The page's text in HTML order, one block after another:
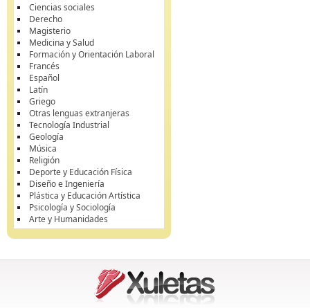
Ciencias sociales
Derecho
Magisterio
Medicina y Salud
Formación y Orientación Laboral
Francés
Español
Latín
Griego
Otras lenguas extranjeras
Tecnología Industrial
Geología
Música
Religión
Deporte y Educación Física
Diseño e Ingeniería
Plástica y Educación Artística
Psicología y Sociología
Arte y Humanidades